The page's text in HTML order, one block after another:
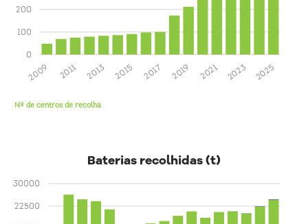
0
100
200
2025
2023
2021
2019
2017
2015
2013
2011
2009
Nº de centros de recolha
Baterias recolhidas (t)
22500
30000